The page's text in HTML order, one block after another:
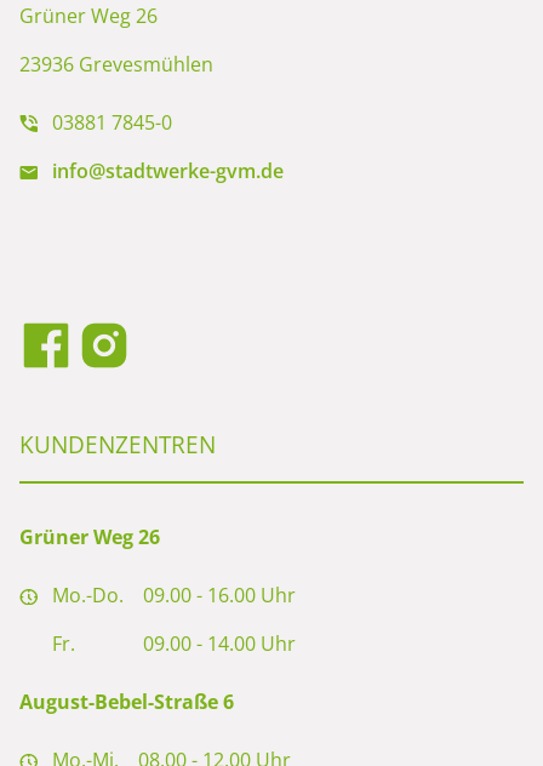
Grüner Weg 26
23936 Grevesmühlen
03881 7845-0
info@stadtwerke-gvm.de
KUNDENZENTREN
Grüner Weg 26
Mo.-Do. 09.00 - 16.00 Uhr
Fr.
09.00 - 14.00 Uhr
August-Bebel-Straße 6
Mo.-Mi. 08.00 - 12.00 Uhr